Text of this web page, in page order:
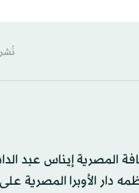
نُشر: 19:17-3 أغسطس 2018 م ـ
إيناس عبد
دار الأوبرا